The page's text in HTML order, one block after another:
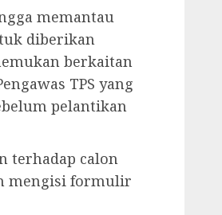
memantau
diberikan
berkaitan
TPS yang
pelantikan
terhadap calon
mengisi formulir